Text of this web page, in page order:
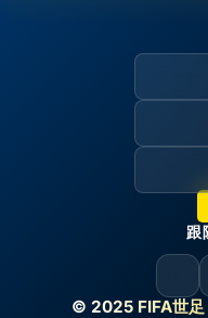
© 2025 FIFA世足
跟